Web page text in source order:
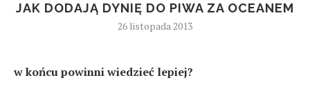
JAK DODAJĄ DYNIĘ DO PIWA ZA OCEANEM
26 listopada 2013
w końcu powinni wiedzieć lepiej?